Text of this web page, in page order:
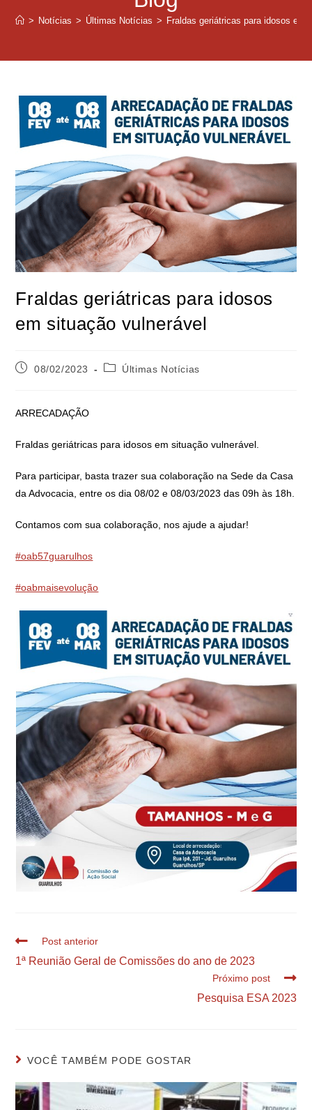
> Notícias > Últimas Notícias > Fraldas geriátricas para idosos em
Fraldas geriátricas para idosos
em situação vulnerável
08/02/2023 Últimas Notícias
ARRECADAÇÃO
Fraldas geriátricas para idosos em situação vulnerável.
Para participar, basta trazer sua colaboração na Sede da Casa
da Advocacia, entre os dia 08/02 e 08/03/2023 das 09h às 18h.
Contamos com sua colaboração, nos ajude a ajudar!
#oab57guarulhos
#oabmaisevolução
Post anterior
1ª Reunião Geral de Comissões do ano de 2023
Próximo post
Pesquisa ESA 2023
VOCÊ TAMBÉM PODE GOSTAR